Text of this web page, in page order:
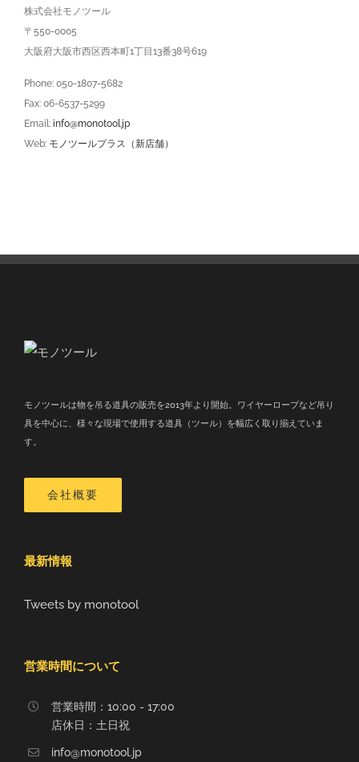
株式会社モノツール
〒550-0005
大阪府大阪市西区西本町1丁目13番38号619
Phone: 050-1807-5682
Fax: 06-6537-5299
Email: info@monotool.jp
Web: モノツールプラス（新店舗）
モノツールは物を吊る道具の販売を2013年より開始。ワイヤーロープなど吊り
具を中心に、様々な現場で使用する道具（ツール）を幅広く取り揃えていま
す。
会社概要
最新情報
Tweets by monotool
営業時間について
営業時間：10:00 - 17:00
店休日：土日祝
info@monotool.jp